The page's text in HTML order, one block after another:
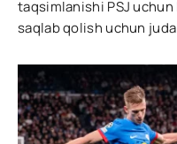
taqsimlanishi PSJ
saqlab qolish uchun